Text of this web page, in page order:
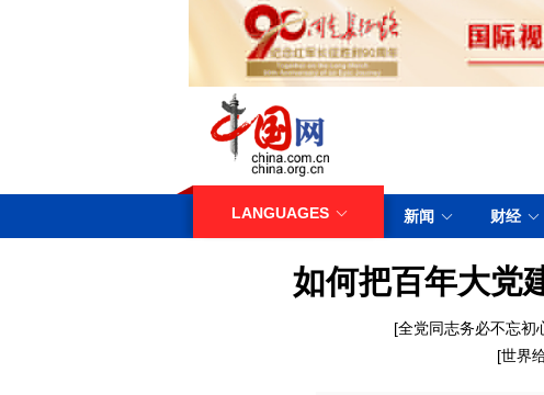
LANGUAGES 新闻 财经
如何把百年大党
[全党同志务必不忘初
[世界